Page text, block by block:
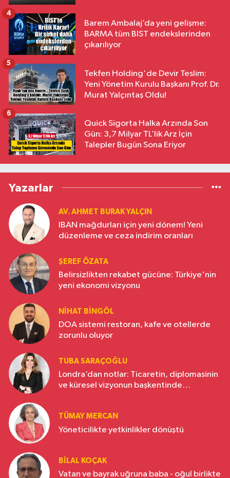
Barem Ambalaj’da yeni gelişme:
BARMA tüm BIST endekslerinden
çıkarılıyor
4
Tekfen Holding'de Devir Teslim:
Yeni Yönetim Kurulu Başkanı Prof. Dr.
Murat Yalçıntaş Oldu!
5
Quick Sigorta Halka Arzında Son
Gün: 3,7 Milyar TL’lik Arz İçin
Talepler Bugün Sona Eriyor
6
Yazarlar
AV. AHMET BURAK YALÇIN
IBAN mağdurları için yeni dönem! Yeni
düzenleme ve ceza indirim oranları
ŞEREF ÖZATA
Belirsizlikten rekabet gücüne: Türkiye'nin
yeni ekonomi vizyonu
NIHAT BINGÖL
DOA sistemi restoran, kafe ve otellerde
zorunlu oluyor
TUBA SARAÇOĞLU
Londra’dan notlar: Ticaretin, diplomasinin
ve küresel vizyonun başkentinde
TÜMAY MERCAN
Yöneticilikte yetkinlikler dönüştü
BILAL KOÇAK
Vatan ve bayrak uğruna baba - oğul birlikte